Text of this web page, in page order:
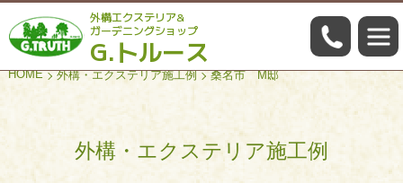
外構エクステリア&
ガーデニングショップ
G.トルース
059-
HOME 外構・エクステリア施工例 桑名市 M邸
外構・エクステリア施工例